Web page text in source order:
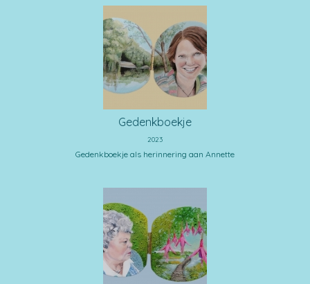
Gedenkboekje
2023
Gedenkboekje als herinnering aan Annette